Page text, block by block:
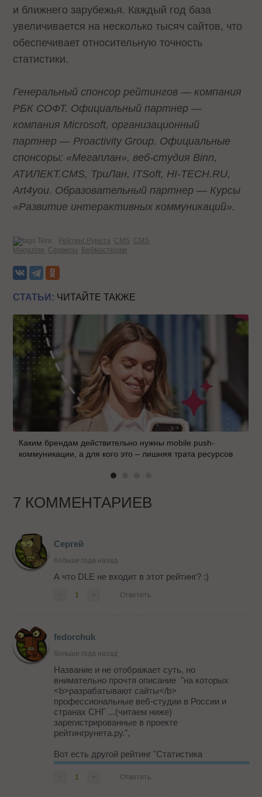
и ближнего зарубежья. Каждый год база
увеличивается на несколько тысяч сайтов, что
обеспечивает относительную точность
статистики.
Генеральный спонсор рейтингов — компания
РБК СОФТ. Официальный партнер —
компания Microsoft, организационный
партнер — Proactivity Group. Официальные
спонсоры: «Мегаплан», веб-студия Binn,
АТИЛЕКТ.CMS, ТриЛан, ITSoft, HI-TECH.RU,
Art4you. Образовательный партнер — Курсы
«Развитие интерактивных коммуникаций».
Теги: Рейтинг Рунета CMS CMS
Magazine Сервисы Вебмастерам
СТАТЬИ: ЧИТАЙТЕ ТАКЖЕ
Каким брендам действительно нужны mobile push-
коммуникации, а для кого это – лишняя трата ресурсов
7 КОММЕНТАРИЕВ
Сергей
больше года назад
А что DLE не входит в этот рейтинг? :)
1 Ответить
fedorchuk
больше года назад
Название и не отображает суть, но
внимательно прочтя описание "на которых
<b>разрабатывают сайты</b>
профессиональные веб-студии в России и
странах СНГ ...(читаем ниже)
зарегистрированные в проекте
рейтингрунета.ру.",
Вот есть другой рейтинг "Статистика
<b>использования CMS</b>" в целом сегменте
интернета:
http://wappalyzer.com/stats/cat/CMS
1 Ответить